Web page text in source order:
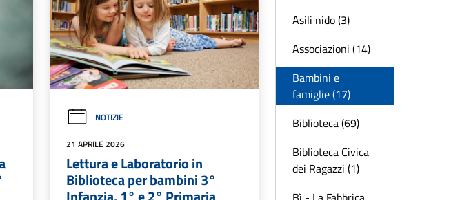
NOTIZIE
21 APRILE 2026
Lettura e Laboratorio in
Biblioteca per bambini 3°
Asili nido (3)
Associazioni (14)
Bambini e
famiglie (17)
Biblioteca (69)
Biblioteca Civica
dei Ragazzi (1)